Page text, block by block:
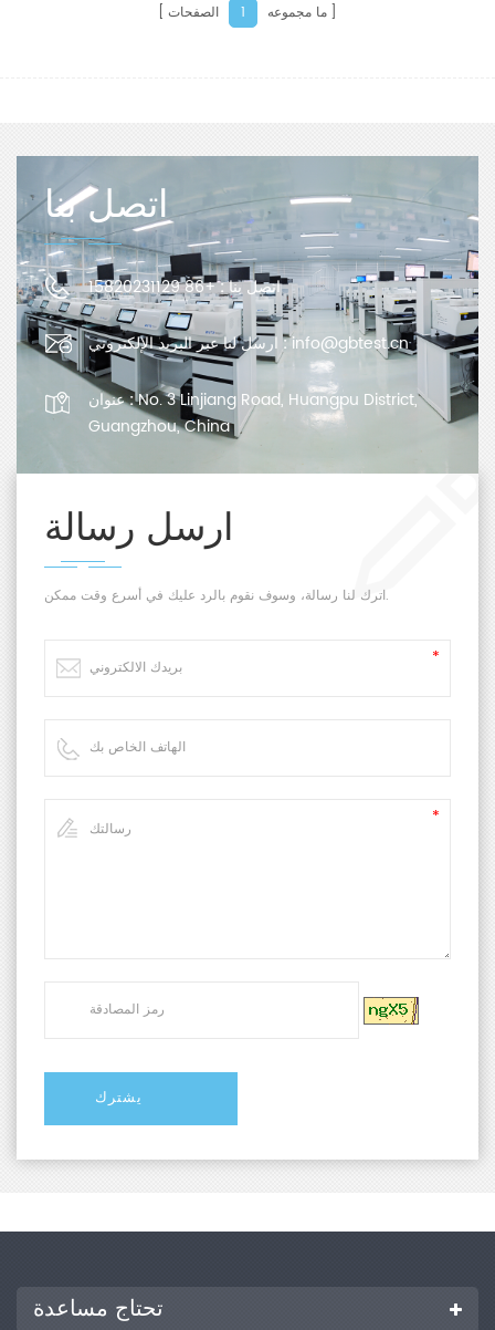
ما مجموعه 1 الصفحات
اتصل بنا
اتصل بنا :+86 15820231129
ارسل لنا عبر البريد الإلكتروني :info@gbtest.cn
عنوان :No. 3 Linjiang Road, Huangpu District,
Guangzhou, China
ارسل رسالة
اترك لنا رسالة، وسوف نقوم بالرد عليك في أسرع وقت ممكن.
تحتاج مساعدة